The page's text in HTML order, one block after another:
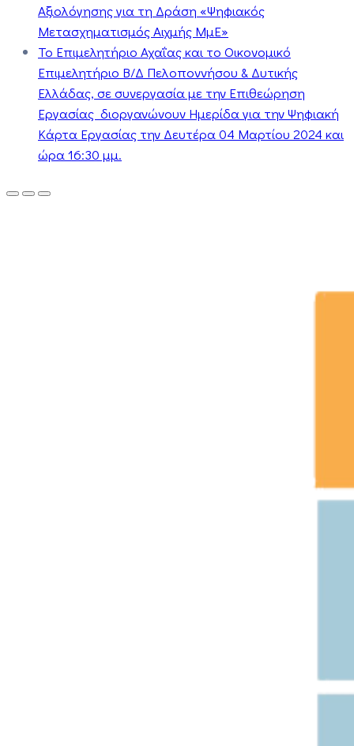
Αξιολόγησης για τη Δράση «Ψηφιακός
Μετασχηματισμός Αιχμής ΜμΕ»
Το Επιμελητήριο Αχαΐας και το Οικονομικό
Επιμελητήριο Β/Δ Πελοποννήσου & Δυτικής
Ελλάδας, σε συνεργασία με την Επιθεώρηση
Εργασίας διοργανώνουν Ημερίδα για την Ψηφιακή
Κάρτα Εργασίας την Δευτέρα 04 Μαρτίου 2024 και
ώρα 16:30 μμ.